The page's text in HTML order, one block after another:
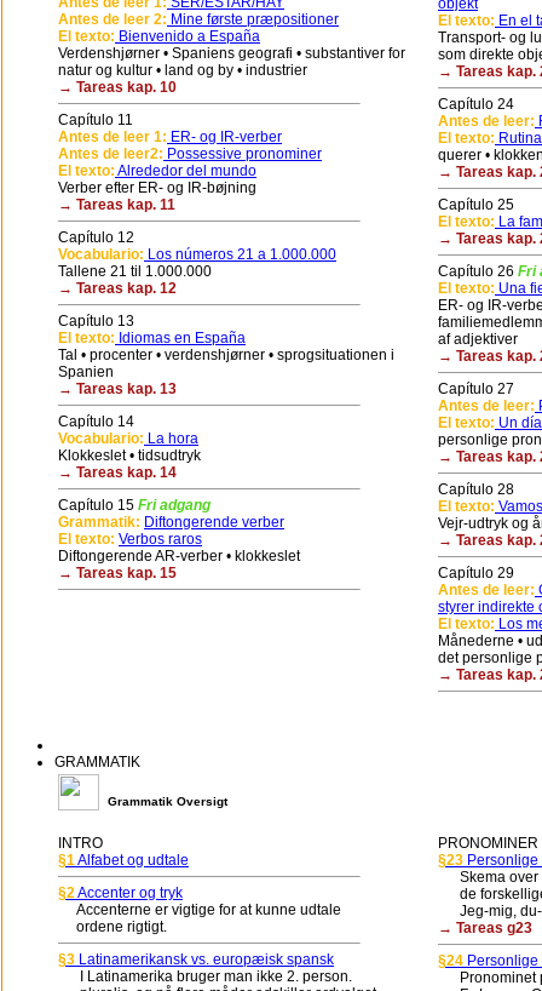
Antes de leer 2: Mine første præpositioner
El texto: Bienvenido a España
Verdenshjørner • Spaniens geografi • substantiver for
natur og kultur • land og by • industrier
→ Tareas kap. 10
Capítulo 11
Antes de leer 1: ER- og IR-verber
Antes de leer2: Possessive pronominer
El texto: Alrededor del mundo
Verber efter ER- og IR-bøjning
→ Tareas kap. 11
Capítulo 12
Vocabulario: Los números 21 a 1.000.000
Tallene 21 til 1.000.000
→ Tareas kap. 12
Capítulo 13
El texto: Idiomas en España
Tal • procenter • verdenshjørner • sprogsituationen i
Spanien
→ Tareas kap. 13
Capítulo 14
Vocabulario: La hora
Klokkeslet • tidsudtryk
→ Tareas kap. 14
Capítulo 15 Fri adgang
Grammatik: Diftongerende verber
El texto: Verbos raros
Diftongerende AR-verber • klokkeslet
→ Tareas kap. 15
objekt
El texto: En el
Transport- og
som direkte
→ Tareas kap.
Capítulo 24
Antes de leer:
El texto:
querer •
→ Tareas kap.
Capítulo 25
El texto: La
→ Tareas kap.
Capítulo 26 Fri
El texto: Una
ER- og IR-
af adjektiver
→ Tareas kap.
Capítulo 27
Antes de leer:
El texto: Un
personlige
→ Tareas kap.
Capítulo 28
El texto:
Vejr-udtryk og
→ Tareas kap.
Capítulo 29
Antes de leer:
styrer indirekte
El texto: Los
Månederne •
det personlige
→ Tareas kap.
GRAMMATIK
Grammatik Oversigt
INTRO
§1Alfabet og udtale
§2Accenter og tryk
Accenterne er vigtige for at kunne udtale
ordene rigtigt.
§3 Latinamerikansk vs. europæisk spansk
I Latinamerika bruger man ikke 2. person.
§23
Skema over
de
Jeg-mig, du-
→ Tareas g23
§24
Pronominet